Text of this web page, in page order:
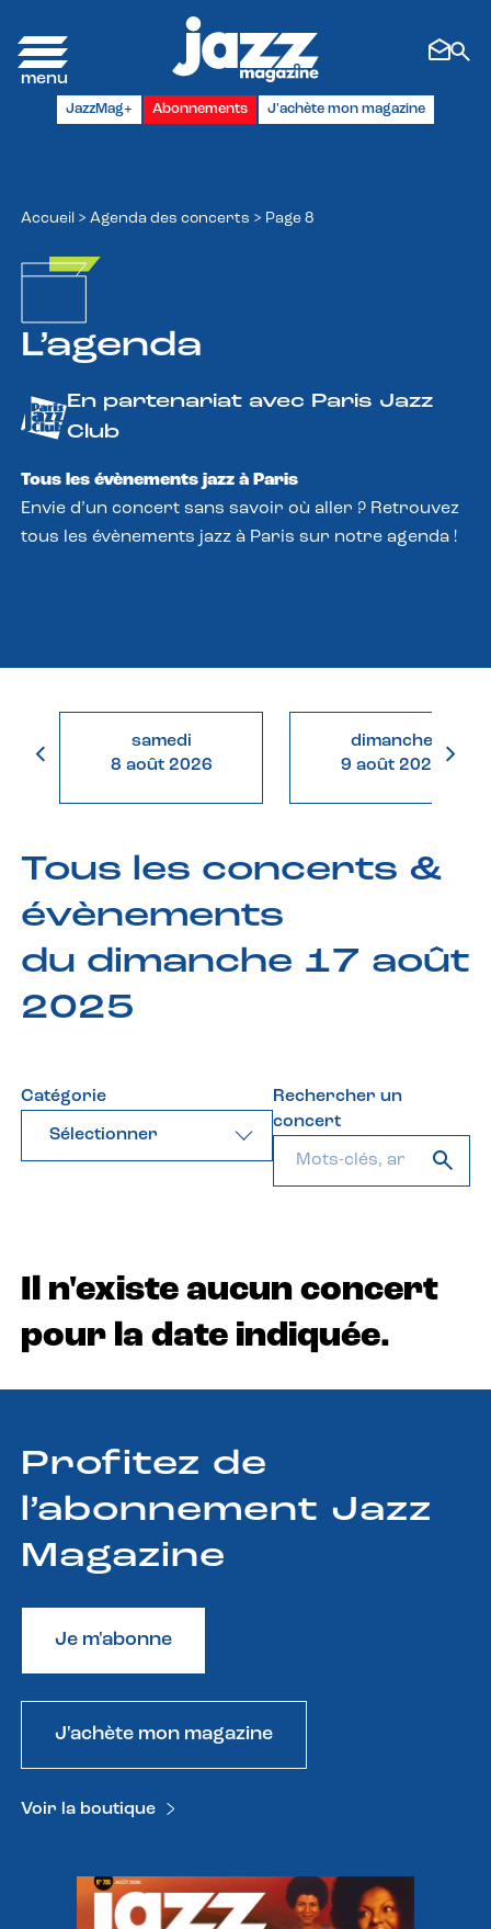
JazzMag+ Abonnements J'achète mon magazine
Accueil > Agenda des concerts > Page 8
L’agenda
En partenariat avec Paris Jazz
Club
Tous les évènements jazz à Paris
Envie d’un concert sans savoir où aller ? Retrouvez
tous les évènements jazz à Paris sur notre agenda !
samedi
8 août 2026
dimanche
9 août 2026
Tous les concerts &
évènements
du dimanche 17 août
2025
Catégorie
Sélectionner
Rechercher un
concert
Il n'existe aucun concert
pour la date indiquée.
Profitez de
l’abonnement Jazz
Magazine
Je m'abonne
J'achète mon magazine
Voir la boutique